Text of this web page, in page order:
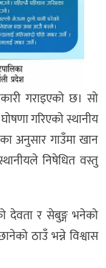
गराइएको छ। सो
गरिएको स्थानीय
अनुसार गाउँमा खान
निषेधित वस्तु
देवता र सेबुङ्ग भनेको
ठाउँ भन्ने विश्वास